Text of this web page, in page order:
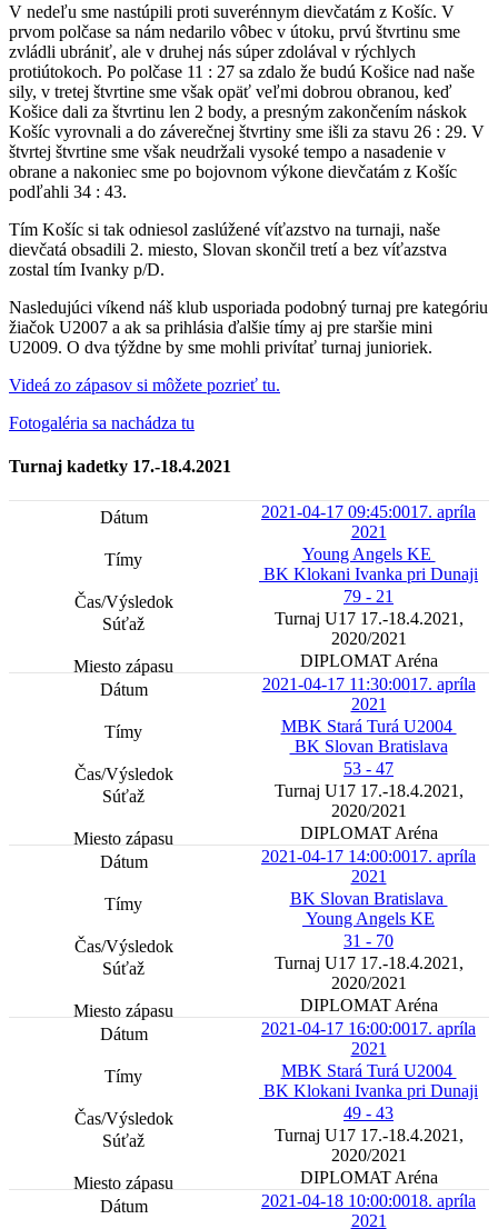
V nedeľu sme nastúpili proti suverénnym dievčatám z Košíc. V
prvom polčase sa nám nedarilo vôbec v útoku, prvú štvrtinu sme
zvládli ubrániť, ale v druhej nás súper zdolával v rýchlych
protiútokoch. Po polčase 11 : 27 sa zdalo že budú Košice nad naše
sily, v tretej štvrtine sme však opäť veľmi dobrou obranou, keď
Košice dali za štvrtinu len 2 body, a presným zakončením náskok
Košíc vyrovnali a do záverečnej štvrtiny sme išli za stavu 26 : 29. V
štvrtej štvrtine sme však neudržali vysoké tempo a nasadenie v
obrane a nakoniec sme po bojovnom výkone dievčatám z Košíc
podľahli 34 : 43.
Tím Košíc si tak odniesol zaslúžené víťazstvo na turnaji, naše
dievčatá obsadili 2. miesto, Slovan skončil tretí a bez víťazstva
zostal tím Ivanky p/D.
Nasledujúci víkend náš klub usporiada podobný turnaj pre kategóriu
žiačok U2007 a ak sa prihlásia ďalšie tímy aj pre staršie mini
U2009. O dva týždne by sme mohli privítať turnaj junioriek.
Videá zo zápasov si môžete pozrieť tu.
Fotogaléria sa nachádza tu
Turnaj kadetky 17.-18.4.2021
2021-04-17 09:45:0017. apríla
2021
Young Angels KE
BK Klokani Ivanka pri Dunaji
79 - 21
Turnaj U17 17.-18.4.2021,
2020/2021
DIPLOMAT Aréna
2021-04-17 11:30:0017. apríla
2021
MBK Stará Turá U2004
BK Slovan Bratislava
53 - 47
Turnaj U17 17.-18.4.2021,
2020/2021
DIPLOMAT Aréna
2021-04-17 14:00:0017. apríla
2021
BK Slovan Bratislava
Young Angels KE
31 - 70
Turnaj U17 17.-18.4.2021,
2020/2021
DIPLOMAT Aréna
2021-04-17 16:00:0017. apríla
2021
MBK Stará Turá U2004
BK Klokani Ivanka pri Dunaji
49 - 43
Turnaj U17 17.-18.4.2021,
2020/2021
DIPLOMAT Aréna
2021-04-18 10:00:0018. apríla
2021